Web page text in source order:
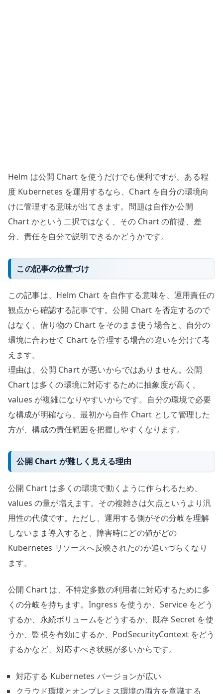
任
を
分
け
考
へ
の
Helm は公開 Chart を使うだけでも便利ですが、ある程
度 Kubernetes を運用するなら、Chart を自分の環境向
けに管理する意味が出てきます。問題は自作か公開
Chart かという二択ではなく、その Chart の前提、差
分、責任を自分で説明できるかどうかです。
この記事の位置づけ
この記事は、Helm Chart を自作する意味を、運用責任の
観点から確認する記事です。公開 Chart を否定するので
はなく、借り物の Chart をそのまま使う場合と、自分の
環境に合わせて Chart を管理する場合の違いを分けて考
えます。
理由は、公開 Chart が悪いからではありません。公開
Chart は多くの環境に対応するために抽象度が高く、
values が複雑になりやすいからです。自分の環境で必要
な構成が明確なら、最初から自作 Chart として管理した
方が、構成の責任範囲を把握しやすくなります。
公開 Chart が難しく見える理由
公開 Chart は多くの環境で動くように作られるため、
values の量が増えます。その複雑さは欠点というより汎
用性の代償です。ただし、運用する側がその分岐を理解
しないまま導入すると、障害時にどの値がどの
Kubernetes リソースへ反映されたのか追いづらくなり
ます。
公開 Chart は、不特定多数の利用者に対応するために多
くの分岐を持ちます。Ingress を使うか、Service をどう
するか、永続ボリュームをどうするか、既存 Secret を使
うか、監視を有効にするか、PodSecurityContext をどう
するかなど、対応すべき状態が多いからです。
対応する Kubernetes バージョンが広い
クラウド環境とオンプレミス環境の両方を意識する